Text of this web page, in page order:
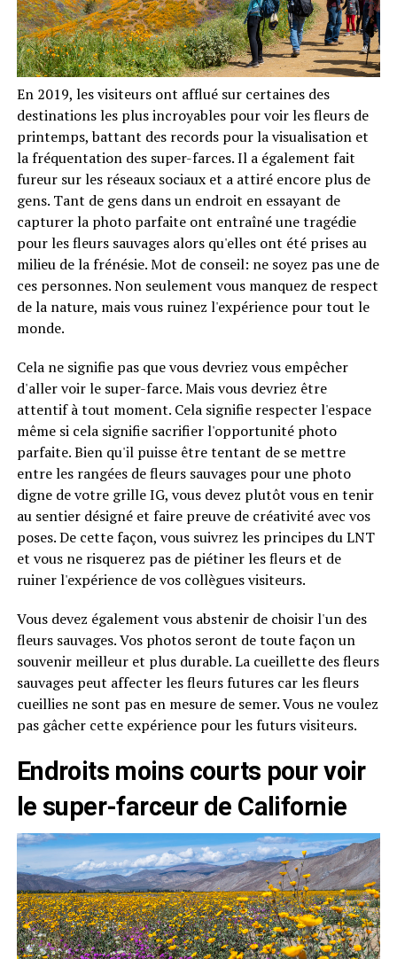
En 2019, les visiteurs ont afflué sur certaines des
destinations les plus incroyables pour voir les fleurs de
printemps, battant des records pour la visualisation et
la fréquentation des super-farces. Il a également fait
fureur sur les réseaux sociaux et a attiré encore plus de
gens. Tant de gens dans un endroit en essayant de
capturer la photo parfaite ont entraîné une tragédie
pour les fleurs sauvages alors qu'elles ont été prises au
milieu de la frénésie. Mot de conseil: ne soyez pas une de
ces personnes. Non seulement vous manquez de respect
de la nature, mais vous ruinez l'expérience pour tout le
monde.
Cela ne signifie pas que vous devriez vous empêcher
d'aller voir le super-farce. Mais vous devriez être
attentif à tout moment. Cela signifie respecter l'espace
même si cela signifie sacrifier l'opportunité photo
parfaite. Bien qu'il puisse être tentant de se mettre
entre les rangées de fleurs sauvages pour une photo
digne de votre grille IG, vous devez plutôt vous en tenir
au sentier désigné et faire preuve de créativité avec vos
poses. De cette façon, vous suivrez les principes du LNT
et vous ne risquerez pas de piétiner les fleurs et de
ruiner l'expérience de vos collègues visiteurs.
Vous devez également vous abstenir de choisir l'un des
fleurs sauvages. Vos photos seront de toute façon un
souvenir meilleur et plus durable. La cueillette des fleurs
sauvages peut affecter les fleurs futures car les fleurs
cueillies ne sont pas en mesure de semer. Vous ne voulez
pas gâcher cette expérience pour les futurs visiteurs.
Endroits moins courts pour voir
le super-farceur de Californie